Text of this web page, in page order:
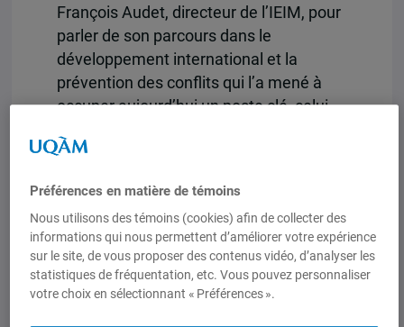
François Audet, directeur de l’IEIM, pour
parler de son parcours dans le
développement international et la
prévention des conflits qui l’a mené à
occuper aujourd’hui un poste clé, celui
de la paix du Secrétaire général de
générosité, Marc-André Franche a
abordé plusieurs sujets d’actualité et a
répondu aux nombreuses questions du
public. Rappelons que le Fonds qu’il
dirige est l’instrument de premier
Préférences en matière de témoins
Nous utilisons des témoins (cookies) afin de collecter des
informations qui nous permettent d’améliorer votre expérience
sur le site, de vous proposer des contenus vidéo, d’analyser les
statistiques de fréquentation, etc. Vous pouvez personnaliser
votre choix en sélectionnant « Préférences ».